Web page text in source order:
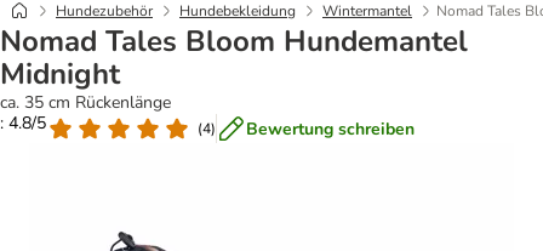
Hundezubehör Hundebekleidung Wintermantel Nomad Tales
Nomad Tales Bloom Hundemantel
Midnight
ca. 35 cm Rückenlänge
: 4.8/5
(4) Bewertung schreiben